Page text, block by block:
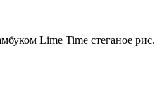
Lime Time стеганое рис.